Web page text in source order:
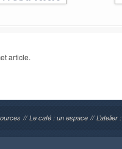
article.
// Le café : un espace //